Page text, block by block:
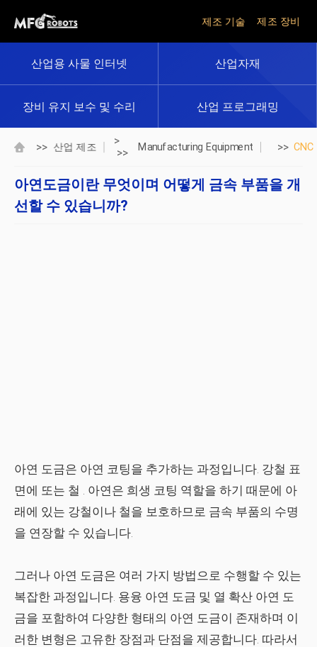
제조 기술 제조 장비
산업용 사물 인터넷 산업자재
장비 유지 보수 및 수리 산업 프로그래밍
>> 산업 제조
>
>>
Manufacturing Equipment >> CNC
아연도금이란 무엇이며 어떻게 금속 부품을 개
선할 수 있습니까?
아연 도금은 아연 코팅을 추가하는 과정입니다. 강철 표
면에 또는 철 . 아연은 희생 코팅 역할을 하기 때문에 아
래에 있는 강철이나 철을 보호하므로 금속 부품의 수명
을 연장할 수 있습니다.
그러나 아연 도금은 여러 가지 방법으로 수행할 수 있는
복잡한 과정입니다. 용융 아연 도금 및 열 확산 아연 도
금을 포함하여 다양한 형태의 아연 도금이 존재하며 이
러한 변형은 고유한 장점과 단점을 제공합니다. 따라서